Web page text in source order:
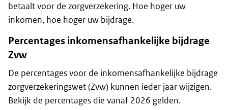
betaalt voor de zorgverzekering. Hoe hoger uw
inkomen, hoe hoger uw bijdrage.
Percentages inkomensafhankelijke bijdrage
Zvw
De percentages voor de inkomensafhankelijke bijdrage
zorgverzekeringswet (Zvw) kunnen ieder jaar wijzigen.
Bekijk de percentages die vanaf 2026 gelden.